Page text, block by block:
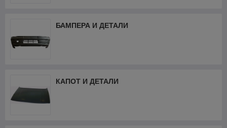
БАМПЕРА И ДЕТАЛИ
КАПОТ И ДЕТАЛИ